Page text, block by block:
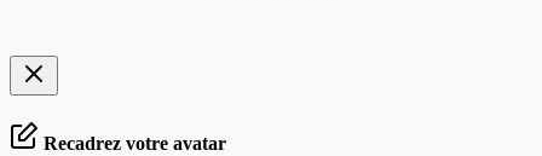
Recadrez votre avatar